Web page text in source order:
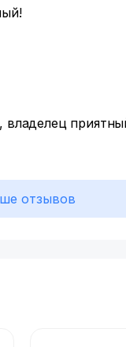
владелец
отзывов